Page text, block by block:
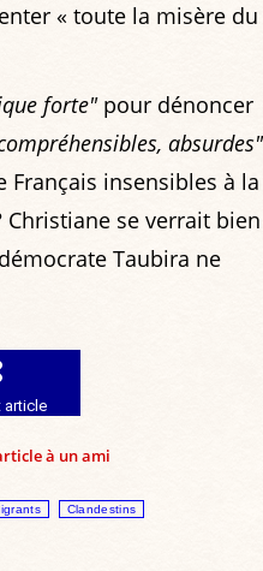
« toute la misère du
forte"pour dénoncer
absurdes"
insensibles à la
se verrait bien
Taubira ne
article
à un ami
Clandestins